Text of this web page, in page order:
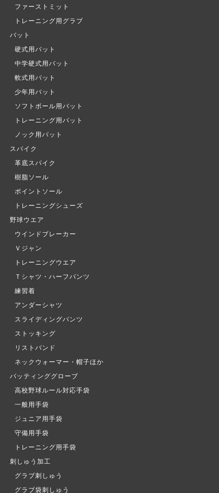
ファーストミット
トレーニング用グラブ
バット
硬式用バット
中学硬式用バット
軟式用バット
少年用バット
ソフトボール用バット
トレーニング用バット
ノック用バット
スパイク
革底スパイク
樹脂ソール
ポイントソール
トレーニングシューズ
野球ウエア
ウインドブレーカー
Ｖジャン
トレーニングウエア
Ｔシャツ・ハーフパンツ
練習着
アンダーシャツ
スライディングパンツ
ストッキング
リストバンド
ネックウォーマー・帽子ほか
バッティンググローブ
高校野球ルール対応手袋
一般用手袋
ジュニア用手袋
守備用手袋
トレーニング用手袋
刺しゅう加工
グラブ刺しゅう
グラブ袋刺しゅう